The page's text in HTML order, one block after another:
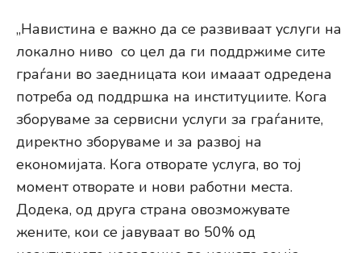
„Навистина е важно да се развиваат услуги на
локално ниво со цел да ги поддржиме сите
граѓани во заедницата кои имааат одредена
потреба од поддршка на институциите. Кога
зборуваме за сервисни услуги за граѓаните,
директно зборуваме и за развој на
економијата. Кога отворате услуга, во тој
момент отворате и нови работни места.
Додека, од друга страна овозможувате
жените, кои се јавуваат во 50% од